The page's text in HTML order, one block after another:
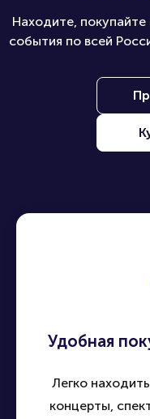
Находите,
события по всей
Удобная
Легко
концерты,